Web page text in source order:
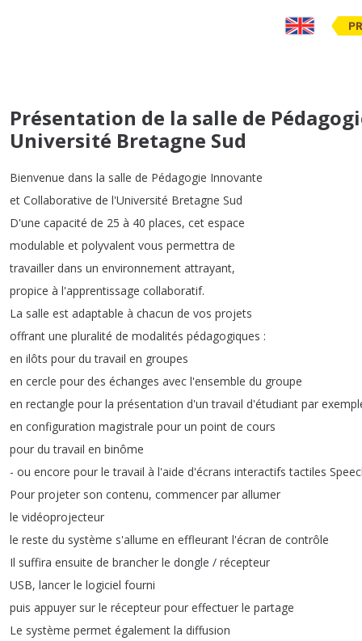
Présentation de la salle de
Université Bretagne Sud
Bienvenue dans la salle de Pédagogie Innovante
et Collaborative de l'Université Bretagne Sud
D'une capacité de 25 à 40 places, cet espace
modulable et polyvalent vous permettra de
travailler dans un environnement attrayant,
propice à l'apprentissage collaboratif.
La salle est adaptable à chacun de vos projets
offrant une pluralité de modalités pédagogiques :
en ilôts pour du travail en groupes
en cercle pour des échanges avec l'ensemble du groupe
en rectangle pour la présentation d'un travail d'étudiant par
en configuration magistrale pour un point de cours
pour du travail en binôme
- ou encore pour le travail à l'aide d'écrans interactifs tactiles
Pour projeter son contenu, commencer par allumer
le vidéoprojecteur
le reste du système s'allume en effleurant l'écran de contrôle
Il suffira ensuite de brancher le dongle / récepteur
USB, lancer le logiciel fourni
puis appuyer sur le récepteur pour effectuer le partage
Le système permet également la diffusion